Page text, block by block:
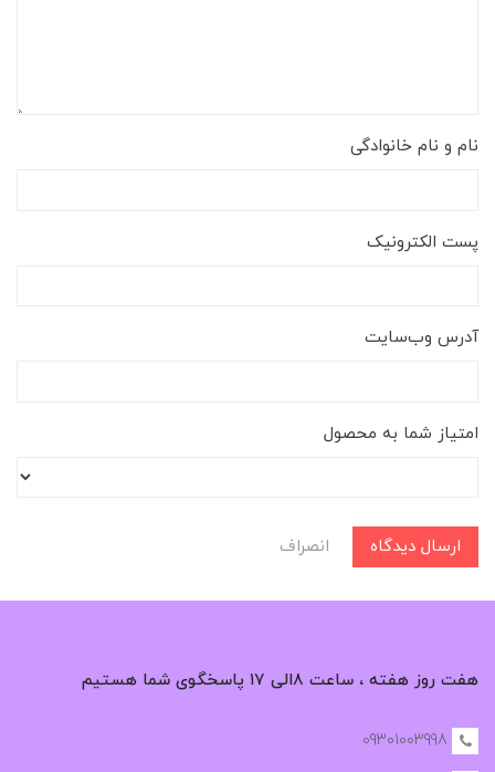
نام و نام خانوادگی
پست الکترونیک
آدرس وب‌سایت
امتیاز شما به محصول
ارسال دیدگاه انصراف
هفت روز هفته ، ساعت ۸الی ۱۷ پاسخگوی شما هستیم
09301003998